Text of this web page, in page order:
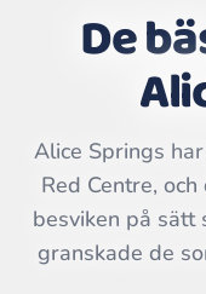
De
Alice Springs
Red Centre,
besviken på sätt
granskade de